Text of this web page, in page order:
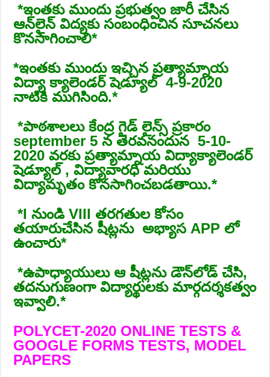
*️ఇంతకు ముందు ప్రభుత్వం జారీ చేసిన
ఆన్‌లైన్ విద్యకు సంబంధించిన సూచనలు
కొనసాగించాలి*
*️ఇంతకు ముందు ఇచ్చిన ప్రత్యామ్నాయ
విద్యా క్యాలెండర్ షెడ్యూల్ 4-9-2020
నాటికి ముగిసింది.*
*️పాఠశాలలు కేంద్ర గైడ్ లైన్స్ ప్రకారం
september 5 న తెరవనందున 5-10-
2020 వరకు ప్రత్యామ్నాయ విద్యాక్యాలెండర్
షెడ్యూల్ , విద్యావారధి మరియు
విద్యామృతం కొనసాగించబడతాయి.*
*️I నుండి VIII తరగతుల కోసం
తయారుచేసిన షీట్లను అభ్యాస APP లో
ఉంచారు*
*️ఉపాధ్యాయులు ఆ షీట్లను డౌన్‌లోడ్ చేసి,
తదనుగుణంగా విద్యార్థులకు మార్గదర్శకత్వం
ఇవ్వాలి.*
POLYCET-2020 ONLINE TESTS &
GOOGLE FORMS TESTS, MODEL
PAPERS